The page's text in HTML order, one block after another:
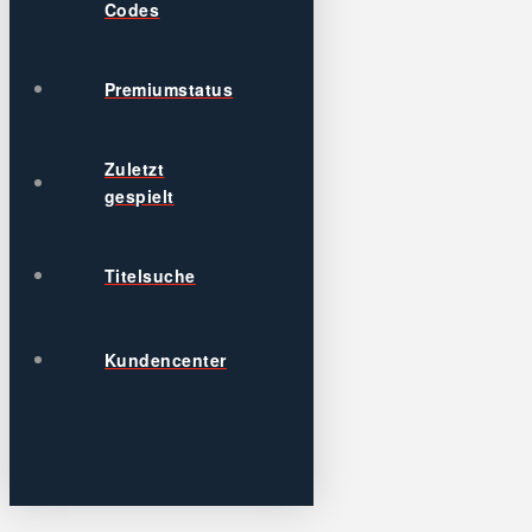
Codes
Premiumstatus
Zuletzt
gespielt
Titelsuche
Kundencenter